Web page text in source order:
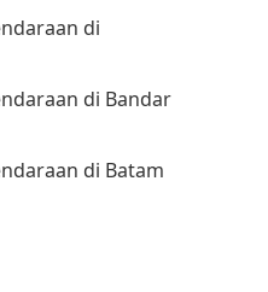
di
di Bandar
di Batam